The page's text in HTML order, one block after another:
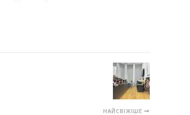
НАЙСВІЖІШЕ